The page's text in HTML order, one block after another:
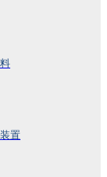
置